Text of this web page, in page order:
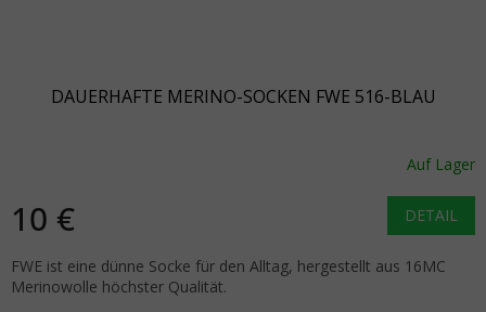
DAUERHAFTE MERINO-SOCKEN FWE 516-BLAU
Auf Lager
10 € DETAIL
FWE ist eine dünne Socke für den Alltag, hergestellt aus 16MC
Merinowolle höchster Qualität.